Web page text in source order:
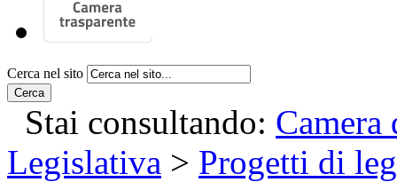
Cerca nel sito
Cerca
Stai consultando: Camera
Legislativa > Progetti di